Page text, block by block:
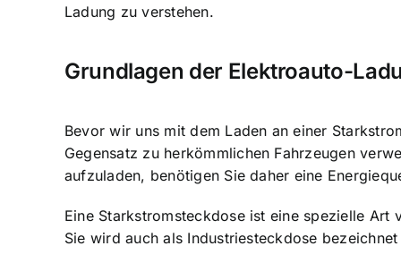
Ladung zu verstehen.
Grundlagen der Elektroauto-
Bevor wir uns mit dem Laden an einer
Gegensatz zu herkömmlichen Fahrzeugen
aufzuladen, benötigen Sie daher eine
Eine Starkstromsteckdose ist eine spezielle Art
Sie wird auch als Industriesteckdose